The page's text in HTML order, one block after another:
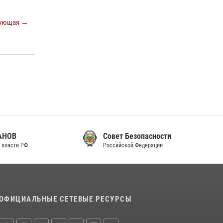
→
Совет Безопасности
Российской Федерации
СЕТЕВЫЕ РЕСУРСЫ